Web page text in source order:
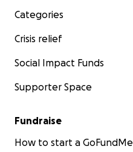
Categories
Crisis relief
Social Impact Funds
Supporter Space
Fundraise
How to start a GoFundMe